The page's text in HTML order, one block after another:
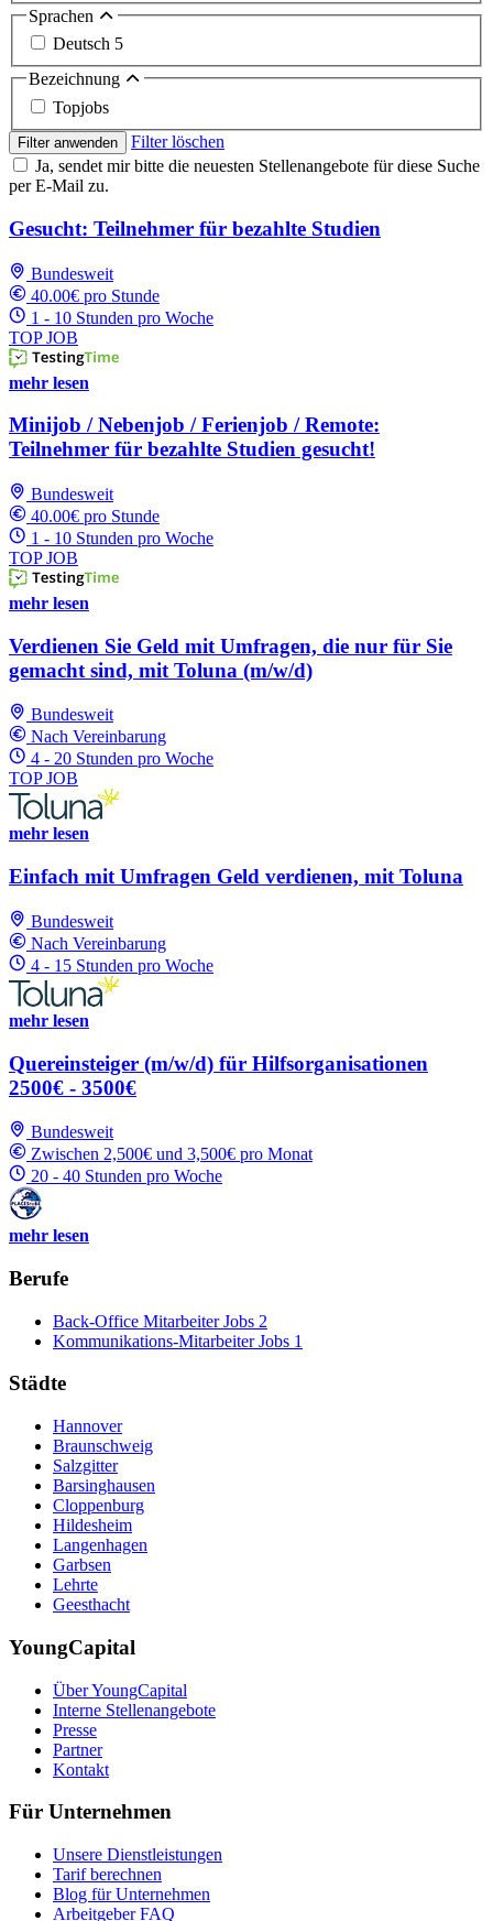
Sprachen
Deutsch 5
Bezeichnung
Topjobs
Filter anwenden
Filter löschen
Ja, sendet mir bitte die neuesten Stellenangebote für diese Suche
per E-Mail zu.
Gesucht: Teilnehmer für bezahlte Studien
Bundesweit
40.00€ pro Stunde
1 - 10 Stunden pro Woche
TOP JOB
mehr lesen
Minijob / Nebenjob / Ferienjob / Remote:
Teilnehmer für bezahlte Studien gesucht!
Bundesweit
40.00€ pro Stunde
1 - 10 Stunden pro Woche
TOP JOB
mehr lesen
Verdienen Sie Geld mit Umfragen, die nur für Sie
gemacht sind, mit Toluna (m/w/d)
Bundesweit
Nach Vereinbarung
4 - 20 Stunden pro Woche
TOP JOB
mehr lesen
Einfach mit Umfragen Geld verdienen, mit Toluna
Bundesweit
Nach Vereinbarung
4 - 15 Stunden pro Woche
mehr lesen
Quereinsteiger (m/w/d) für Hilfsorganisationen
2500€ - 3500€
Bundesweit
Zwischen 2,500€ und 3,500€ pro Monat
20 - 40 Stunden pro Woche
mehr lesen
Berufe
Back-Office Mitarbeiter Jobs 2
Kommunikations-Mitarbeiter Jobs 1
Städte
Hannover
Braunschweig
Salzgitter
Barsinghausen
Cloppenburg
Hildesheim
Langenhagen
Garbsen
Lehrte
Geesthacht
YoungCapital
Über YoungCapital
Interne Stellenangebote
Presse
Partner
Kontakt
Für Unternehmen
Unsere Dienstleistungen
Tarif berechnen
Blog für Unternehmen
Arbeitgeber FAQ